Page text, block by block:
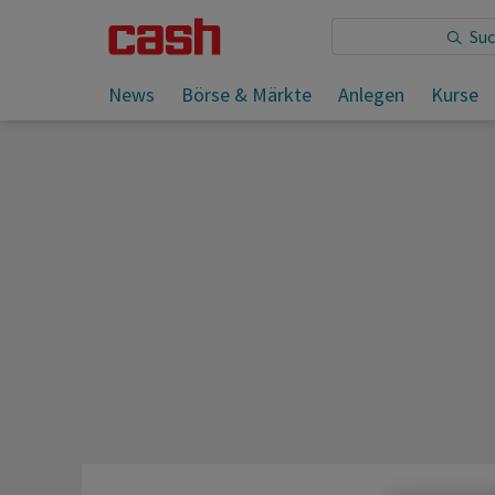
News Börse & Märkte Anlegen Kurse
Sie lesen: